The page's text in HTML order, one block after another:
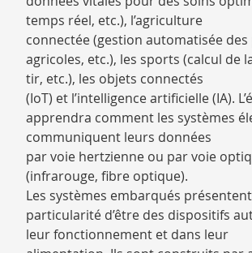
temps réel, etc.), l’agriculture
connectée (gestion automatisée des
agricoles, etc.), les sports (calcul de
tir, etc.), les objets connectés
(IoT) et l’intelligence artificielle (IA).
apprendra comment les systèmes
communiquent leurs données
par voie hertzienne ou par voie
(infrarouge, fibre optique).
Les systèmes embarqués
particularité d’être des dispositifs
leur fonctionnement et dans leur